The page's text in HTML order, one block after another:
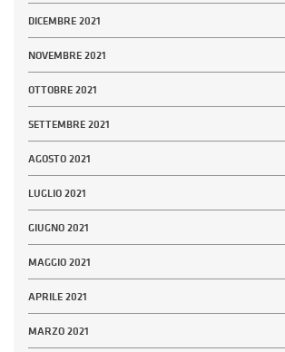
DICEMBRE 2021
NOVEMBRE 2021
OTTOBRE 2021
SETTEMBRE 2021
AGOSTO 2021
LUGLIO 2021
GIUGNO 2021
MAGGIO 2021
APRILE 2021
MARZO 2021